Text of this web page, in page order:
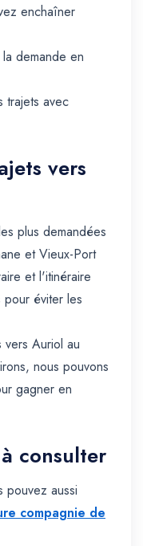
enchaîner
demande en
trajets avec
vers
plus demandées
et Vieux-Port
et l'itinéraire
éviter les
vers Auriol au
nous pouvons
gagner en
consulter
pouvez aussi
compagnie de